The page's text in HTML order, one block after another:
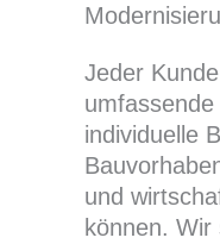
Jeder
individuelle
und
können.